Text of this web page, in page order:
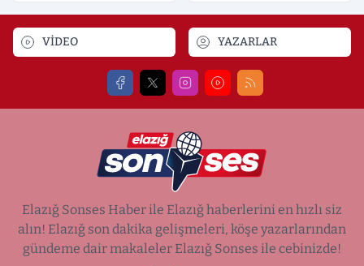
VİDEO YAZARLAR
Elazığ Sonses Haber ile Elazığ haberlerini en hızlı siz
alın! Elazığ son dakika gelişmeleri, köşe yazarlarından
gündeme dair makaleler Elazığ Sonses ile cebinizde!